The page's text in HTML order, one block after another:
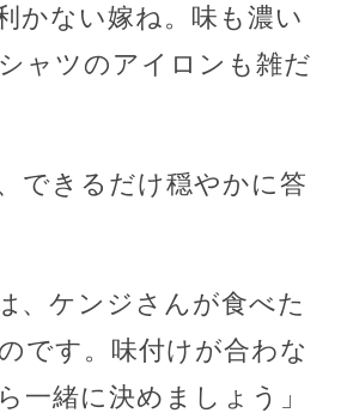
かない嫁ね。味も濃い
ャツのアイロンも雑だ
できるだけ穏やかに答
、ケンジさんが食べた
です。味付けが合わな
一緒に決めましょう」